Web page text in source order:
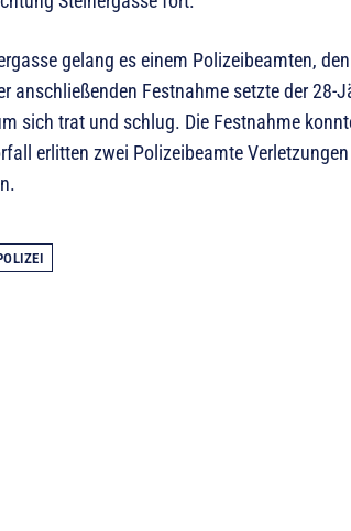
gelang es einem Polizeibeamten,
anschließenden Festnahme setzte der
sich trat und schlug. Die Festnahme
erlitten zwei Polizeibeamte